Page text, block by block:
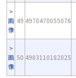
画
像
49 4970470055076
画
像
50 4903110182825